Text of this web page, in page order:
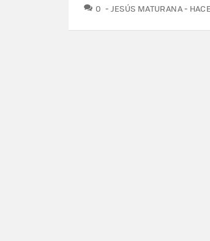
0 COMENTARIOS
JESÚS MATURANA